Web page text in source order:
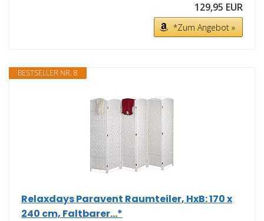
129,95 EUR
*Zum Angebot »
BESTSELLER NR. 8
Relaxdays Paravent Raumteiler, HxB: 170 x
240 cm, Faltbarer...*